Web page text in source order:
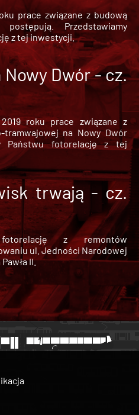
prace związane z budową
postępują. Przedstawiamy
z tej inwestycji.
Nowy Dwór - cz.
roku prace związane z
tramwajowej na Nowy Dwór
Państwu fotorelację z tej
trwają - cz.
z remontów
ul. Jedności Narodowej
II.